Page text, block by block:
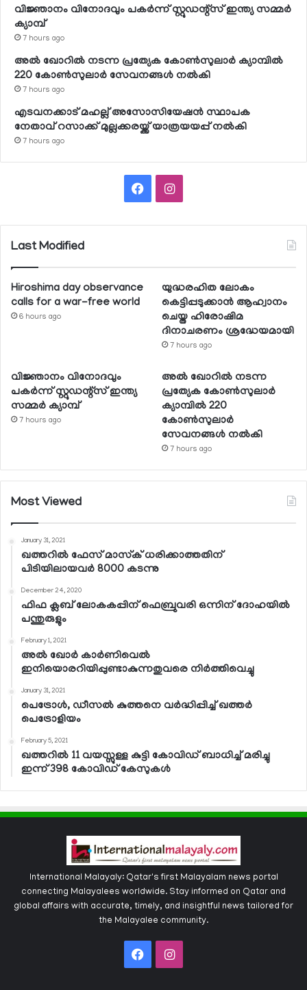
വിജ്ഞാനം വിനോദവും പകര്‍ന്ന് സ്റ്റുഡന്റ്‌സ് ഇന്ത്യ സമ്മര്‍
ക്യാമ്പ്
7 hours ago
അല്‍ ഖോറില്‍ നടന്ന പ്രത്യേക കോണ്‍സുലാര്‍ ക്യാമ്പില്‍
220 കോണ്‍സുലാര്‍ സേവനങ്ങള്‍ നല്‍കി
7 hours ago
എടവനക്കാട് മഹല്ല് അസോസിയേഷന്‍ സ്ഥാപക
നേതാവ് റസാക്ക് മുല്ലക്കരയ്ക്ക് യാത്രയയപ്പ് നല്‍കി
7 hours ago
FacebookInstagram
Last Modified
Hiroshima day observance
calls for a war-free world
6 hours ago
യുദ്ധരഹിത ലോകം
കെട്ടിപ്പടുക്കാന്‍ ആഹ്വാനം
ചെയ്ത ഹിരോഷിമ
ദിനാചരണം ശ്രദ്ധേയമായി
7 hours ago
വിജ്ഞാനം വിനോദവും
പകര്‍ന്ന് സ്റ്റുഡന്റ്‌സ് ഇന്ത്യ
സമ്മര്‍ ക്യാമ്പ്
7 hours ago
അല്‍ ഖോറില്‍ നടന്ന
പ്രത്യേക കോണ്‍സുലാര്‍
ക്യാമ്പില്‍ 220
കോണ്‍സുലാര്‍
സേവനങ്ങള്‍ നല്‍കി
7 hours ago
Most Viewed
January 31, 2021
ഖത്തറില്‍ ഫേസ് മാസ്‌ക് ധരിക്കാത്തതിന്
പിടിയിലായവര്‍ 8000 കടന്നു
December 24, 2020
ഫിഫ ക്ലബ് ലോകകപ്പിന് ഫെബ്രുവരി ഒന്നിന് ദോഹയില്‍
പന്തുരുളും
February 1, 2021
അല്‍ ഖോര്‍ കാര്‍ണിവെല്‍
ഇനിയൊരറിയിപ്പുണ്ടാകുന്നതുവരെ നിര്‍ത്തിവെച്ചു
January 31, 2021
പെട്രോള്‍, ഡീസല്‍ കുത്തനെ വര്‍ദ്ധിപ്പിച്ച് ഖത്തര്‍
പെട്രോളിയം
February 5, 2021
ഖത്തറില്‍ 11 വയസ്സുള്ള കുട്ടി കോവിഡ് ബാധിച്ച് മരിച്ചു
ഇന്ന് 398 കോവിഡ് കേസുകള്‍
International Malayaly: Qatar's first Malayalam news portal
connecting Malayalees worldwide. Stay informed on Qatar and
global affairs with accurate, timely, and insightful news tailored for
the Malayalee community.
FacebookInstagram